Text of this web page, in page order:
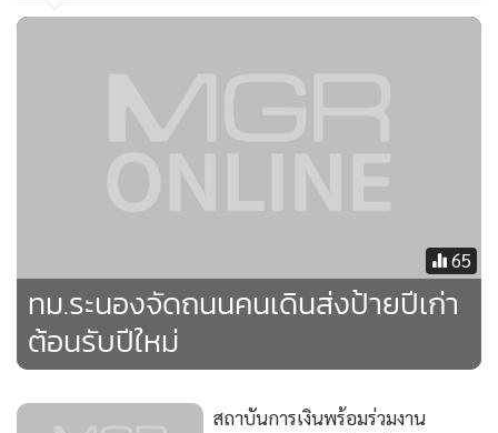
65
ทม.ระนองจัดถนนคนเดินส่งป้ายปีเก่า
ต้อนรับปีใหม่
สถาบันการเงินพร้อมร่วมงาน